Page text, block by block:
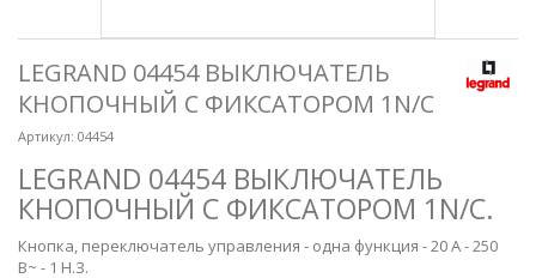
LEGRAND 04454 ВЫКЛЮЧАТЕЛЬ
КНОПОЧНЫЙ С ФИКСАТОРОМ 1N/C
Артикул: 04454
LEGRAND 04454 ВЫКЛЮЧАТЕЛЬ
КНОПОЧНЫЙ С ФИКСАТОРОМ 1N/C.
Кнопка, переключатель управления - одна функция - 20 А - 250
В~ - 1 Н.З.